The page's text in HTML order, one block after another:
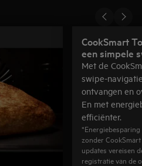
CookSmart
een simpele
Met de
swipe-
ontvangen en
En met
efficiënter.
zonder
updates vereisen
registratie van de